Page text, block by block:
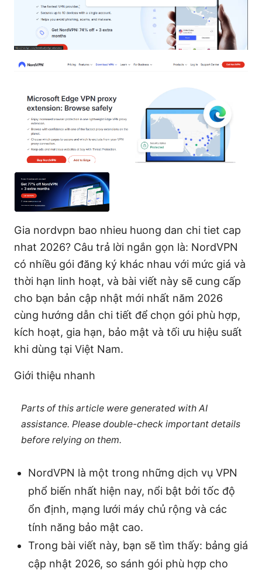
Gia nordvpn bao nhieu huong dan chi tiet cap
nhat 2026? Câu trả lời ngắn gọn là: NordVPN
có nhiều gói đăng ký khác nhau với mức giá và
thời hạn linh hoạt, và bài viết này sẽ cung cấp
cho bạn bản cập nhật mới nhất năm 2026
cùng hướng dẫn chi tiết để chọn gói phù hợp,
kích hoạt, gia hạn, bảo mật và tối ưu hiệu suất
khi dùng tại Việt Nam.
Giới thiệu nhanh
Parts of this article were generated with AI
assistance. Please double-check important details
before relying on them.
NordVPN là một trong những dịch vụ VPN
phổ biến nhất hiện nay, nổi bật bởi tốc độ
ổn định, mạng lưới máy chủ rộng và các
tính năng bảo mật cao.
Trong bài viết này, bạn sẽ tìm thấy: bảng giá
cập nhật 2026, so sánh gói phù hợp cho